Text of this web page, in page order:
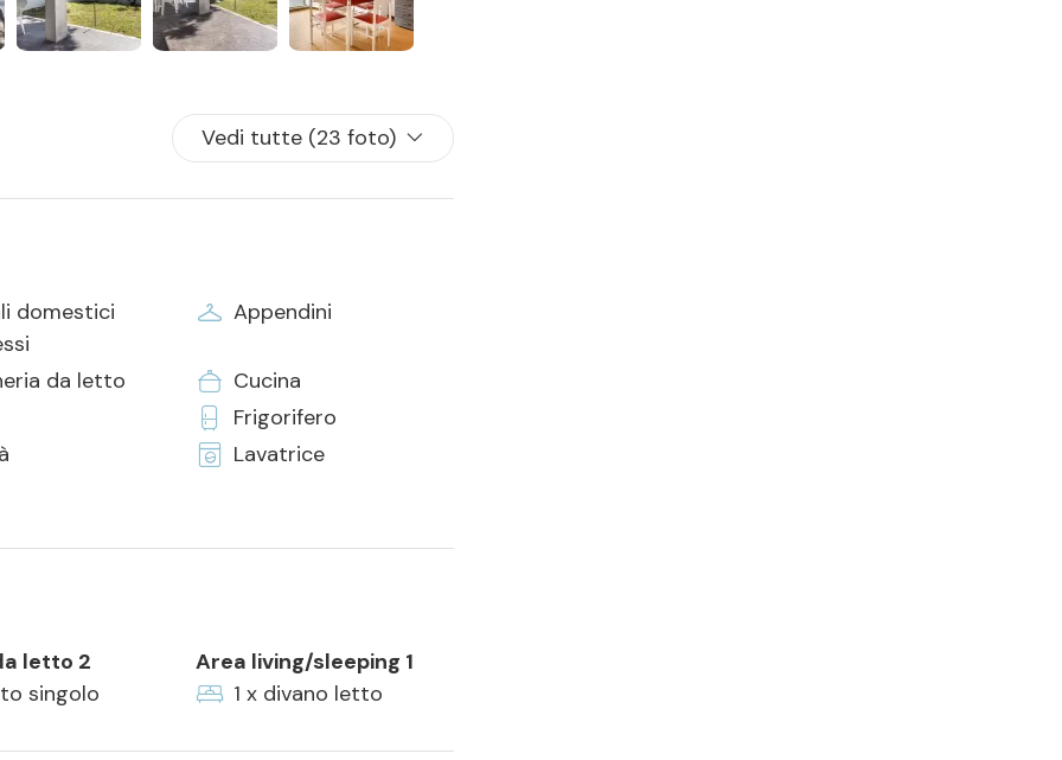
per tutti i posti letto presenti in casa
Vedi tutte (23 foto)
domestici
Appendini
da letto
Cucina
Frigorifero
Lavatrice
letto 2
singolo
Area living/sleeping 1
1 x divano letto